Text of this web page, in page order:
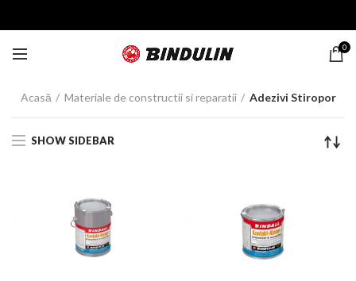
0
Acasă Materiale de constructii si reparatii Adezivi Stiropor
SHOW SIDEBAR